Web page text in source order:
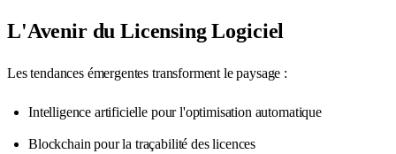
L'Avenir du Licensing Logiciel
Les tendances émergentes transforment le paysage :
Intelligence artificielle pour l'optimisation automatique
Blockchain pour la traçabilité des licences